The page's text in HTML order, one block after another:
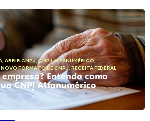
, ABRIR CNPJ,CNPJ ALFANUMÉRICO,
NOVO FORMATO DE CNPJ,RECEITA FEDERAL
Entenda como
CNPJ Alfanumérico